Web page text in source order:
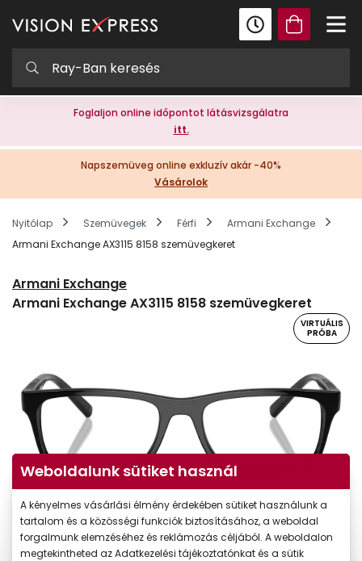
Foglaljon online időpontot látásvizsgálatra
itt.
Napszemüveg online exkluzív akár -40%
Vásárolok
Nyitólap Szemüvegek Férfi
Armani Exchange
Armani Exchange AX3115 8158 szemüvegkeret
Armani Exchange
Armani Exchange AX3115 8158 szemüvegkeret
VIRTUÁLIS
PRÓBA
Weboldalunk sütiket használ
A kényelmes vásárlási élmény érdekében sütiket használunk a
tartalom és a közösségi funkciók biztosításához, a weboldal
forgalmunk elemzéséhez és reklámozás céljából. A weboldalon
megtekintheted az Adatkezelési tájékoztatónkat és a sütik